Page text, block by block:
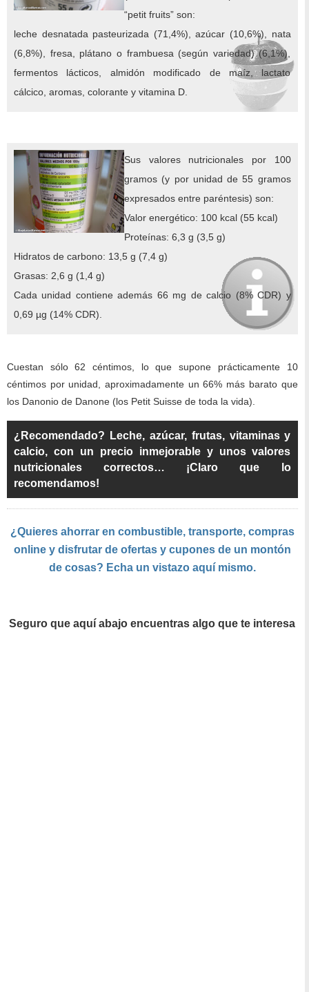
“petit fruits” son:
leche desnatada pasteurizada (71,4%), azúcar (10,6%), nata
(6,8%), fresa, plátano o frambuesa (según variedad) (6,1%),
fermentos lácticos, almidón modificado de maíz, lactato
cálcico, aromas, colorante y vitamina D.
Sus valores nutricionales por 100
gramos (y por unidad de 55 gramos
expresados entre paréntesis) son:
Valor energético: 100 kcal (55 kcal)
Proteínas: 6,3 g (3,5 g)
Hidratos de carbono: 13,5 g (7,4 g)
Grasas: 2,6 g (1,4 g)
Cada unidad contiene además 66 mg de calcio (8% CDR) y
0,69 µg (14% CDR).
Cuestan sólo 62 céntimos, lo que supone prácticamente 10
céntimos por unidad, aproximadamente un 66% más barato que
los Danonio de Danone (los Petit Suisse de toda la vida).
¿Recomendado? Leche, azúcar, frutas, vitaminas y
calcio, con un precio inmejorable y unos valores
nutricionales correctos… ¡Claro que lo
recomendamos!
¿Quieres ahorrar en combustible, transporte, compras
online y disfrutar de ofertas y cupones de un montón
de cosas? Echa un vistazo aquí mismo.
Seguro que aquí abajo encuentras algo que te interesa